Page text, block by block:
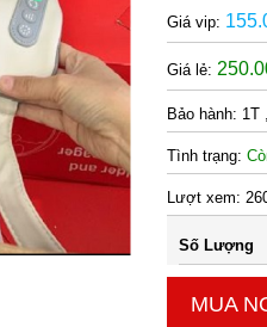
Giá vip:
Giá lẻ:
Bảo hành: 1T
Tình trạng:
Lượt xem:
Số Lượng
MUA